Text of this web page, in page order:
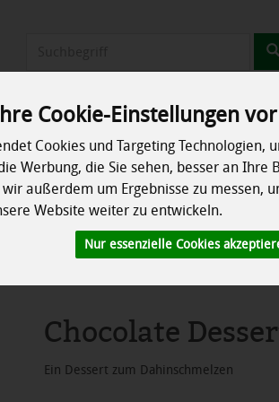
Cookie-Einstellungen vor
Cookies und Targeting Technologien,
Werbung, die Sie sehen, besser an Ihre
außerdem um Ergebnisse zu messen,
Website weiter zu entwickeln.
Nur essenzielle Cookies
Speisekammer Ökokisten
Chocolate
Ein Dessert zum Dahinschmelzen